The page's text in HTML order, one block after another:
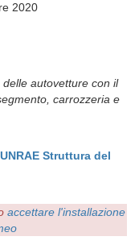
2020
autovetture con il
carrozzeria e
Struttura del
accettare l'installazione